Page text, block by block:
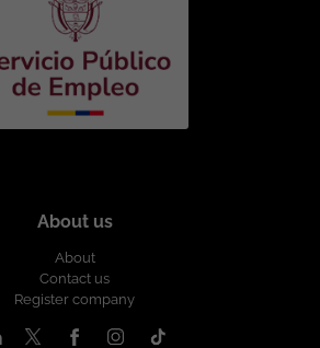
a la experiencia. Esta oferta de
es publicada bajo la propiedad
de ticjob.co
About us
About
Contact us
Register company